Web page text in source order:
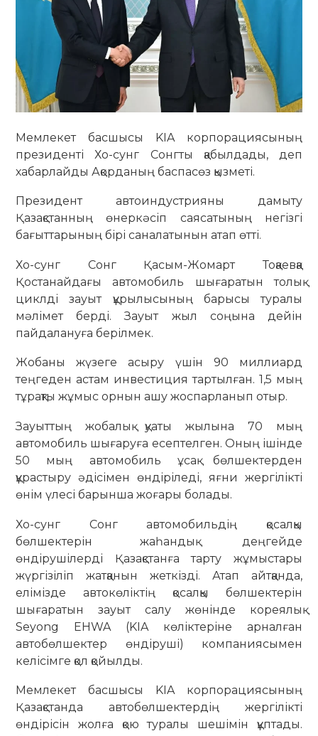
Мемлекет басшысы KIA корпорациясының
президенті Хо-сунг Сонгты қабылдады, деп
хабарлайды Ақорданың баспасөз қызметі.
Президент автоиндустрияны дамыту
Қазақстанның өнеркәсіп саясатының негізгі
бағыттарының бірі саналатынын атап өтті.
Хо-сунг Сонг Қасым-Жомарт Тоқаевқа
Қостанайдағы автомобиль шығаратын толық
циклді зауыт құрылысының барысы туралы
мәлімет берді. Зауыт жыл соңына дейін
пайдалануға берілмек.
Жобаны жүзеге асыру үшін 90 миллиард
теңгеден астам инвестиция тартылған. 1,5 мың
тұрақты жұмыс орнын ашу жоспарланып отыр.
Зауыттың жобалық қуаты жылына 70 мың
автомобиль шығаруға есептелген. Оның ішінде
50 мың автомобиль ұсақ бөлшектерден
құрастыру әдісімен өндіріледі, яғни жергілікті
өнім үлесі барынша жоғары болады.
Хо-сунг Сонг автомобильдің қосалқы
бөлшектерін жаһандық деңгейде
өндірушілерді Қазақстанға тарту жұмыстары
жүргізіліп жатқанын жеткізді. Атап айтқанда,
елімізде автокөліктің қосалқы бөлшектерін
шығаратын зауыт салу жөнінде кореялық
Seyong EHWA (KIA көліктеріне арналған
автобөлшектер өндіруші) компаниясымен
келісімге қол қойылды.
Мемлекет басшысы KIA корпорациясының
Қазақстанда автобөлшектердің жергілікті
өндірісін жолға қою туралы шешімін құптады.